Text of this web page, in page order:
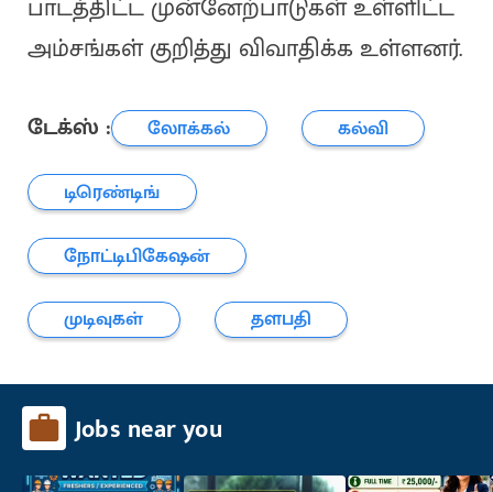
பாடத்திட்ட முன்னேற்பாடுகள் உள்ளிட்ட
அம்சங்கள் குறித்து விவாதிக்க உள்ளனர்.
டேக்ஸ் : லோக்கல்
கல்வி
டிரெண்டிங்
நோட்டிபிகேஷன்
முடிவுகள்
தளபதி
Jobs near you